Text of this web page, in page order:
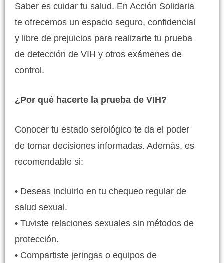
Saber es cuidar tu salud. En Acción Solidaria
te ofrecemos un espacio seguro, confidencial
y libre de prejuicios para realizarte tu prueba
de detección de VIH y otros exámenes de
control.
¿Por qué hacerte la prueba de VIH?
Conocer tu estado serológico te da el poder
de tomar decisiones informadas. Además, es
recomendable si:
• Deseas incluirlo en tu chequeo regular de
salud sexual.
• Tuviste relaciones sexuales sin métodos de
protección.
• Compartiste jeringas o equipos de